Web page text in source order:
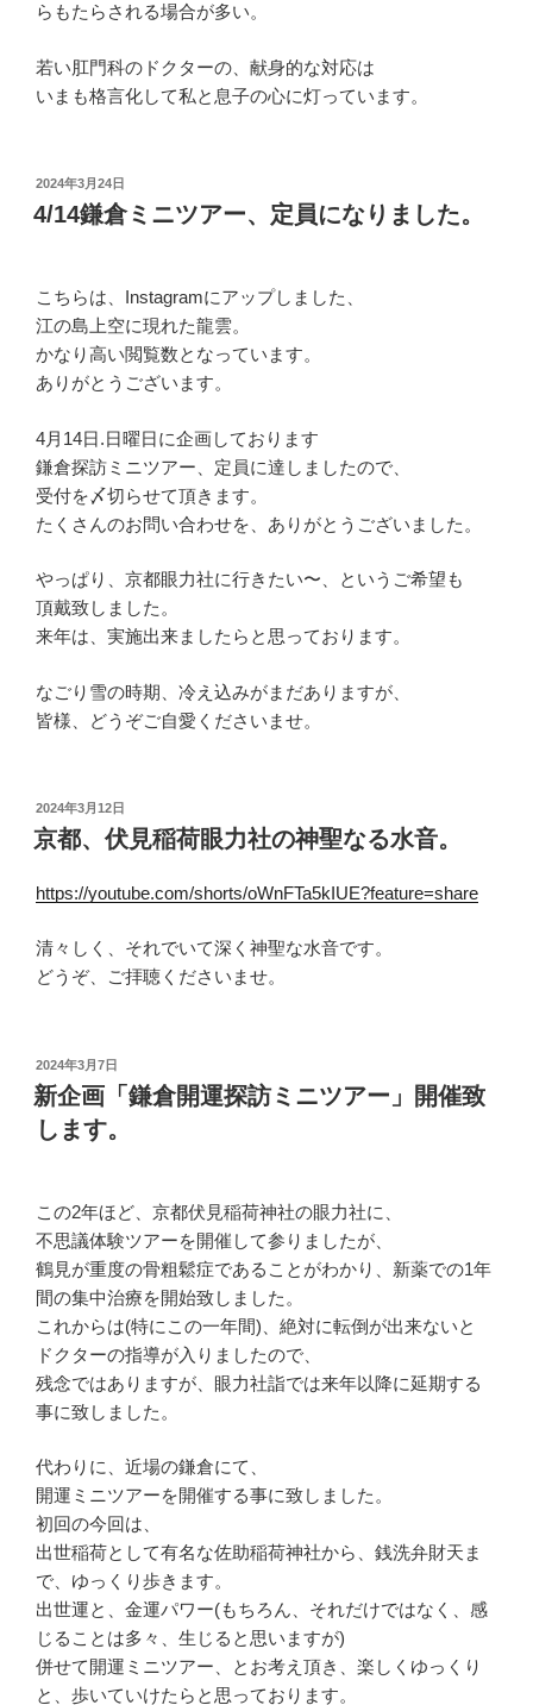
らもたらされる場合が多い。
若い肛門科のドクターの、献身的な対応は
いまも格言化して私と息子の心に灯っています。
投
稿
日:
2024年3月24日
4/14鎌倉ミニツアー、定員になりました。
こちらは、Instagramにアップしました、
江の島上空に現れた龍雲。
かなり高い閲覧数となっています。
ありがとうございます。
4月14日.日曜日に企画しております
鎌倉探訪ミニツアー、定員に達しましたので、
受付を〆切らせて頂きます。
たくさんのお問い合わせを、ありがとうございました。
やっぱり、京都眼力社に行きたい〜、というご希望も
頂戴致しました。
来年は、実施出来ましたらと思っております。
なごり雪の時期、冷え込みがまだありますが、
皆様、どうぞご自愛くださいませ。
投
稿
日:
2024年3月12日
京都、伏見稲荷眼力社の神聖なる水音。
https://youtube.com/shorts/oWnFTa5kIUE?feature=share
清々しく、それでいて深く神聖な水音です。
どうぞ、ご拝聴くださいませ。
投
稿
日:
2024年3月7日
新企画「鎌倉開運探訪ミニツアー」開催致
します。
この2年ほど、京都伏見稲荷神社の眼力社に、
不思議体験ツアーを開催して参りましたが、
鶴見が重度の骨粗鬆症であることがわかり、新薬での1年
間の集中治療を開始致しました。
これからは(特にこの一年間)、絶対に転倒が出来ないと
ドクターの指導が入りましたので、
残念ではありますが、眼力社詣では来年以降に延期する
事に致しました。
代わりに、近場の鎌倉にて、
開運ミニツアーを開催する事に致しました。
初回の今回は、
出世稲荷として有名な佐助稲荷神社から、銭洗弁財天ま
で、ゆっくり歩きます。
出世運と、金運パワー(もちろん、それだけではなく、感
じることは多々、生じると思いますが)
併せて開運ミニツアー、とお考え頂き、楽しくゆっくり
と、歩いていけたらと思っております。